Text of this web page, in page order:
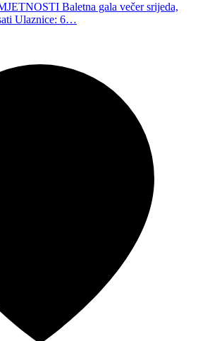
Baletna gala večer srijeda,
Ulaznice: 6…